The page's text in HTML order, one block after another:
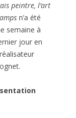
peintre, l’art
n’a été
semaine à
jour en